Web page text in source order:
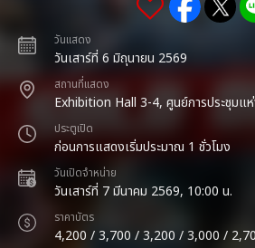
วันแสดง
วันเสาร์ที่ 6 มิถุนายน 2569
สถานที่แสดง
Exhibition Hall 3-4, ศูนย์การประชุมแ
ประตูเปิด
ก่อนการแสดงเริ่มประมาณ 1 ชั่วโมง
วันเปิดจำหน่าย
วันเสาร์ที่ 7 มีนาคม 2569, 10:00 น.
ราคาบัตร
4,200 / 3,700 / 3,200 / 3,000 /